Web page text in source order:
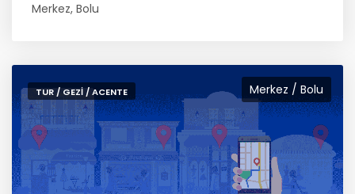
Merkez, Bolu
Merkez / Bolu
TUR / GEZI / ACENTE